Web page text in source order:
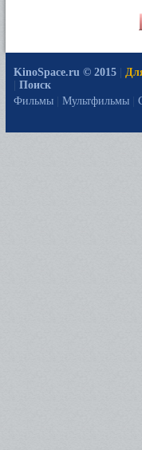
KinoSpace.ru © 2015
Поиск
Фильмы
Мультфильмы